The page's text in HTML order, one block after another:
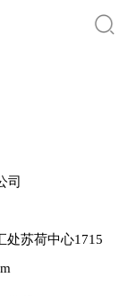
司
处苏荷中心1715